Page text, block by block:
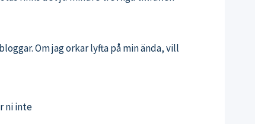
Om jag orkar lyfta på min ända, vill
ni inte